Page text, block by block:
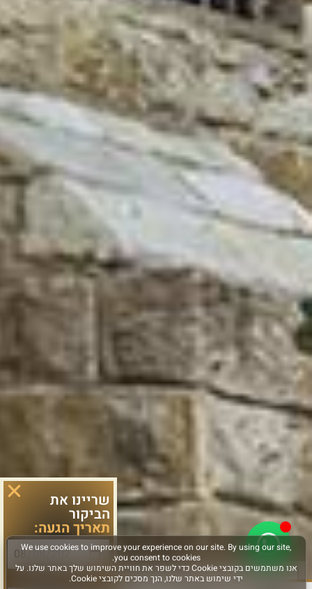
שריינו את
הביקור
תאריך הגעה:
סוג פעילות: